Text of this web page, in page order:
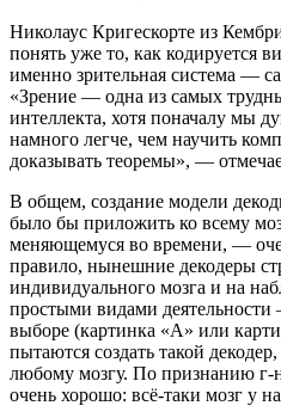
Николаус Кригескорте из
понять уже то, как кодируется
именно зрительная система —
«Зрение — одна из самых
интеллекта, хотя поначалу мы
намного легче, чем научить
доказывать теоремы», —
В общем, создание модели
было бы приложить ко всему
меняющемуся во времени, —
правило, нынешние декодеры
индивидуального мозга и на
простыми видами
выборе (картинка «А» или
пытаются создать такой
любому мозгу. По признанию г-
очень хорошо: всё-таки мозг у